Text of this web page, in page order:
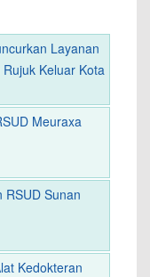
Layanan
Keluar Kota
Meuraxa
RSUD Sunan
Kedokteran